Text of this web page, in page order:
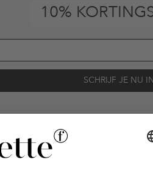
10%
de bepalingen
altijd herroepen voor toekomstig gebruik.